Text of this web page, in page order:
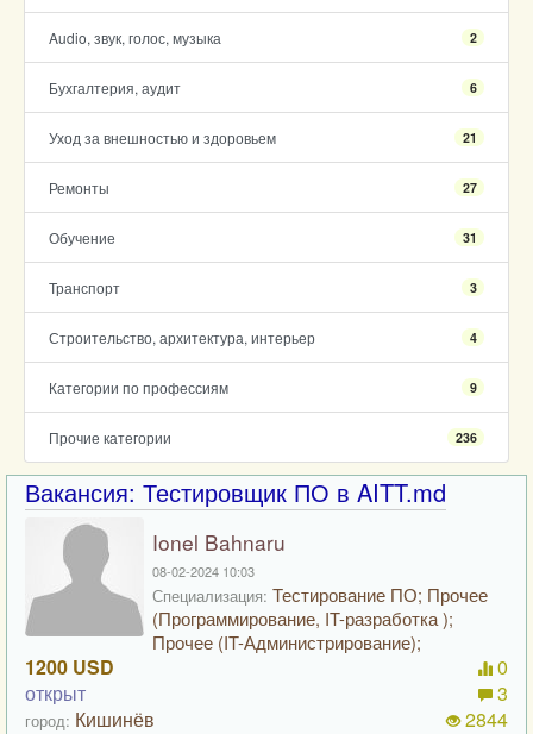
Audio, звук, голос, музыка 2
Бухгалтерия, аудит 6
Уход за внешностью и здоровьем 21
Ремонты 27
Обучение 31
Транспорт 3
Строительство, архитектура, интерьер 4
Категории по профессиям 9
Прочие категории 236
Вакансия: Тестировщик ПО в AITT.md
Ionel Bahnaru
08-02-2024 10:03
Специализация: Тестирование ПО; Прочее
(Программирование, IT-разработка );
Прочее (IT-Администрирование);
1200 USD
открыт
город: Кишинёв
0
3
2844